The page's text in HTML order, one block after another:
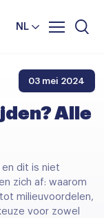
NL
03 mei 2024
Alle
en dit is niet
zich af: waarom
milieuvoordelen,
voor zowel